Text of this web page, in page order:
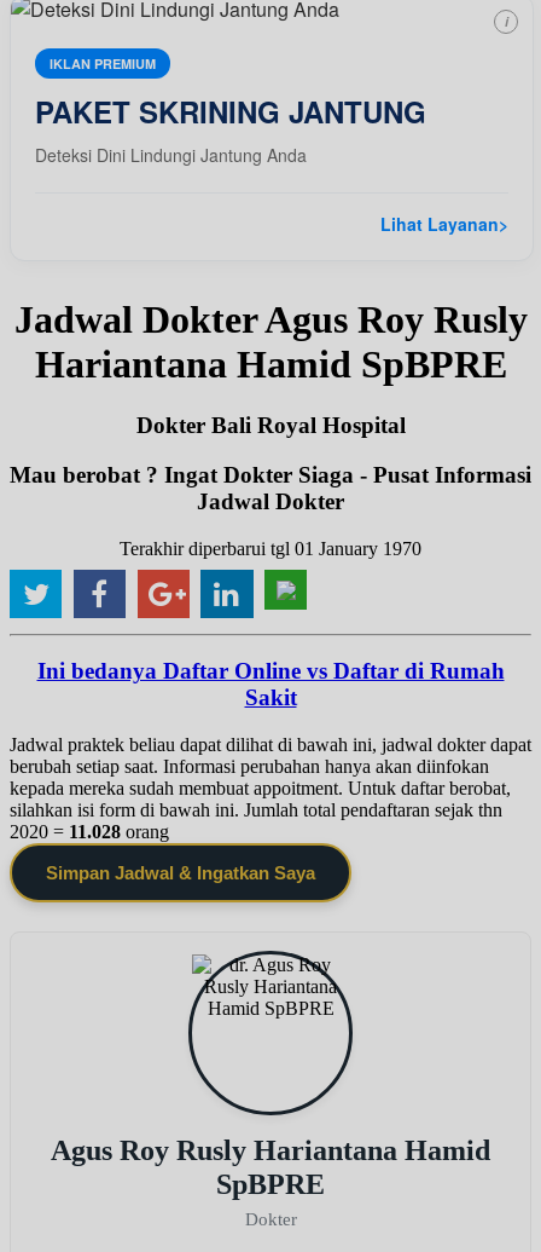
IKLAN PREMIUM
PAKET SKRINING JANTUNG
Deteksi Dini Lindungi Jantung Anda
Lihat Layanan>
i
Jadwal Dokter Agus Roy Rusly
Hariantana Hamid SpBPRE
Dokter Bali Royal Hospital
Mau berobat ? Ingat Dokter Siaga - Pusat Informasi
Jadwal Dokter
Terakhir diperbarui tgl 01 January 1970
Ini bedanya Daftar Online vs Daftar di Rumah
Sakit
Jadwal praktek beliau dapat dilihat di bawah ini, jadwal dokter dapat
berubah setiap saat. Informasi perubahan hanya akan diinfokan
kepada mereka sudah membuat appoitment. Untuk daftar berobat,
silahkan isi form di bawah ini. Jumlah total pendaftaran sejak thn
2020 = 11.028 orang
Simpan Jadwal & Ingatkan Saya
Agus Roy Rusly Hariantana Hamid
SpBPRE
Dokter